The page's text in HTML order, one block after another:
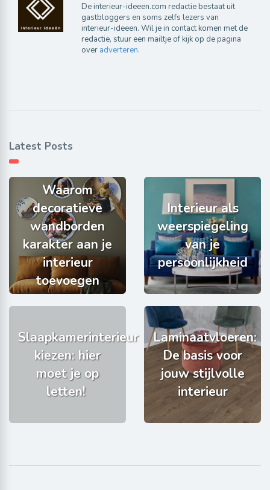
De interieur-ideeen.com redactie bestaat uit
gastbloggers en soms zelfs lezers van
interieur-ideeen. Wil je in contact komen met de
redactie, stuur een mailtje of kijk op de pagina
over adverteren.
Latest Posts
Waarom
decoratieve
wandborden
karakter aan je
interieur
toevoegen
Interieur als
weerspiegeling
van je
persoonlijkheid
Slaapkamerinterieur
kiezen: hier
moet je op
letten!
Laminaatvloeren:
De basis voor
jouw stijlvolle
interieur